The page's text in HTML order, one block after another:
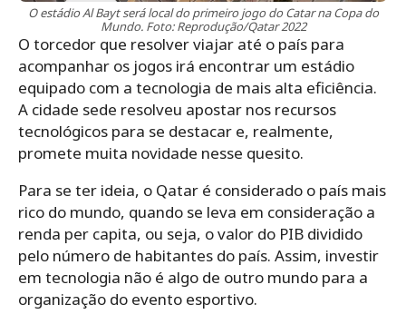
O estádio Al Bayt será local do primeiro jogo do Catar na Copa do
Mundo. Foto: Reprodução/Qatar 2022
O torcedor que resolver viajar até o país para
acompanhar os jogos irá encontrar um estádio
equipado com a tecnologia de mais alta eficiência.
A cidade sede resolveu apostar nos recursos
tecnológicos para se destacar e, realmente,
promete muita novidade nesse quesito.
Para se ter ideia, o Qatar é considerado o país mais
rico do mundo, quando se leva em consideração a
renda per capita, ou seja, o valor do PIB dividido
pelo número de habitantes do país. Assim, investir
em tecnologia não é algo de outro mundo para a
organização do evento esportivo.